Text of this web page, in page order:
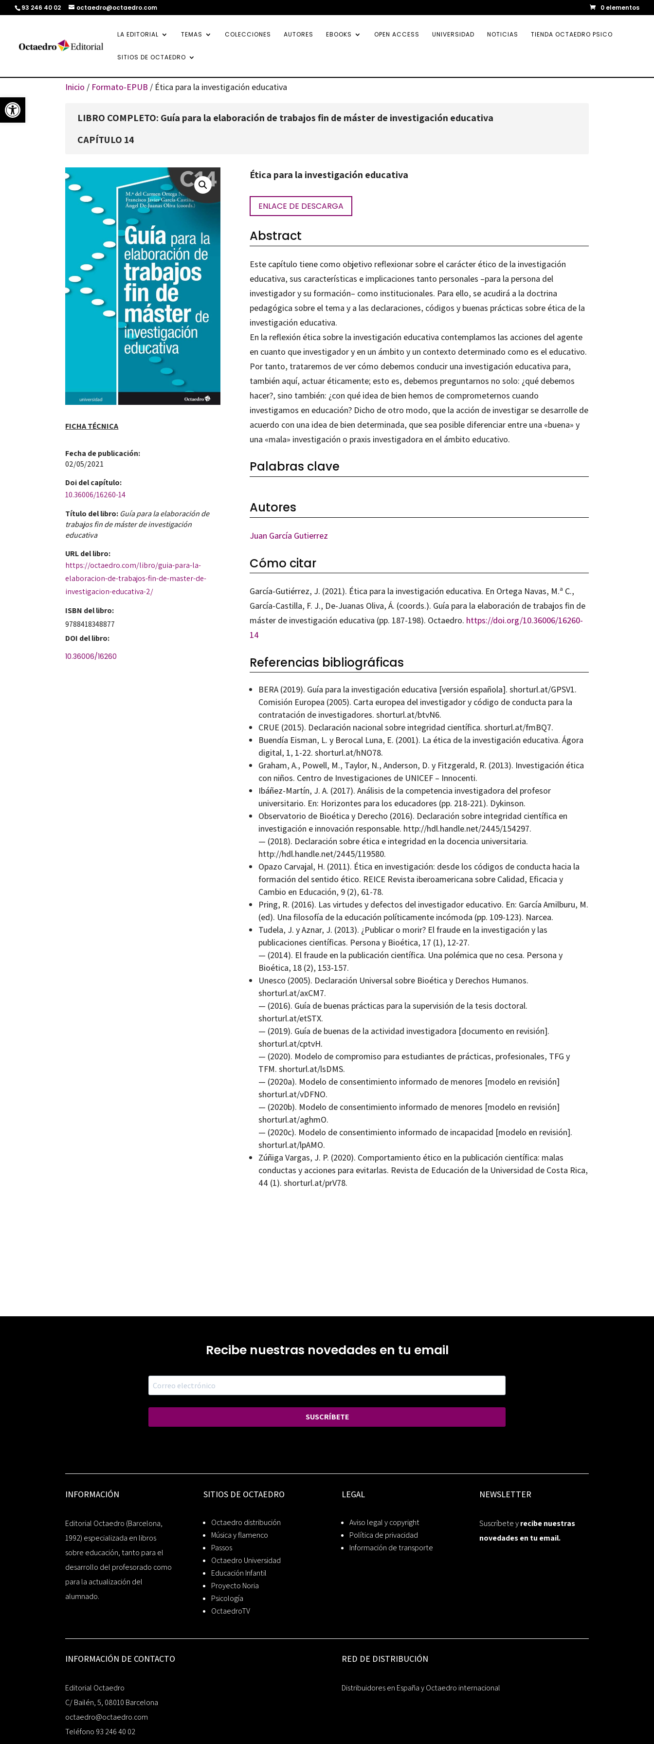
Abrir barra de herramientas
93 246 40 02 octaedro@octaedro.com 0 elementos
LA EDITORIAL TEMAS COLECCIONES AUTORES EBOOKS OPEN ACCESS UNIVERSIDAD NOTICIAS TIENDA OCTAEDRO PSICO
SITIOS DE OCTAEDRO
Inicio / Formato-EPUB / Ética para la investigación educativa
LIBRO COMPLETO: Guía para la elaboración de trabajos fin de máster de investigación educativa
CAPÍTULO 14
FICHA TÉCNICA
Fecha de publicación​:
02/05/2021
Doi​ del capítulo:
10.36006/16260-14
Título del libro: Guía para la elaboración de
trabajos fin de máster de investigación
educativa
URL del libro:
https://octaedro.com/libro/guia-para-la-
elaboracion-de-trabajos-fin-de-master-de-
investigacion-educativa-2/
ISBN del libro:
9788418348877
DOI del libro:
10.36006/16260
Ética para la investigación educativa
ENLACE DE DESCARGA
Abstract
Este capítulo tiene como objetivo reflexionar sobre el carácter ético de la investigación
educativa, sus características e implicaciones tanto personales –‌para la persona del
investigador y su formación– como institucionales. Para ello, se acudirá a la doctrina
pedagógica sobre el tema y a las declaraciones, códigos y buenas prácticas sobre ética de la
investigación educativa.
En la reflexión ética sobre la investigación educativa contemplamos las acciones del agente
en cuanto que investigador y en un ámbito y un contexto determinado como es el educativo.
Por tanto, trataremos de ver cómo debemos conducir una investigación educativa para,
también aquí, actuar éticamente; esto es, debemos preguntarnos no solo: ¿qué debemos
hacer?, sino también: ¿con qué idea de bien hemos de comprometernos cuando
investigamos en educación? Dicho de otro modo, que la acción de investigar se desarrolle de
acuerdo con una idea de bien determinada, que sea posible diferenciar entre una «buena» y
una «mala» investigación o praxis investigadora en el ámbito educativo.
Palabras clave
Autores
Juan García Gutierrez
Cómo citar
García-Gutiérrez, J. (2021). Ética para la investigación educativa. En Ortega Navas, M.ª C.,
García-Castilla, F. J., De-Juanas Oliva, Á. (coords.). Guía para la elaboración de trabajos fin de
máster de investigación educativa (pp. 187-198). Octaedro. https://doi.org/10.36006/16260-
14
Referencias bibliográficas
BERA (2019). Guía para la investigación educativa [versión española]. shorturl.at/GPSV1.
Comisión Europea (2005). Carta europea del investigador y código de conducta para la
contratación de investigadores. shorturl.at/btvN6.
CRUE (2015). Declaración nacional sobre integridad científica. shorturl.at/fmBQ7.
Buendía Eisman, L. y Berocal Luna, E. (2001). La ética de la investigación educativa. Ágora
digital, 1, 1-22. shorturl.at/hNO78.
Graham, A., Powell, M., Taylor, N., Anderson, D. y Fitzgerald, R. (2013). Investigación ética
con niños. Centro de Investigaciones de UNICEF – Innocenti.
Ibáñez-Martín, J. A. (2017). Análisis de la competencia investigadora del profesor
universitario. En: Horizontes para los educadores (pp. 218-221). Dykinson.
Observatorio de Bioética y Derecho (2016). Declaración sobre integridad científica en
investigación e innovación responsable. http://hdl.handle.net/2445/154297.
— (2018). Declaración sobre ética e integridad en la docencia universitaria.
http://hdl.handle.net/2445/119580.
Opazo Carvajal, H. (2011). Ética en investigación: desde los códigos de conducta hacia la
formación del sentido ético. REICE Revista iberoamericana sobre Calidad, Eficacia y
Cambio en Educación, 9 (2), 61-78.
Pring, R. (2016). Las virtudes y defectos del investigador educativo. En: García Amilburu, M.
(ed). Una filosofía de la educación políticamente incómoda (pp. 109-123). Narcea.
Tudela, J. y Aznar, J. (2013). ¿Publicar o morir? El fraude en la investigación y las
publicaciones científicas. Persona y Bioética, 17 (1), 12-27.
— (2014). El fraude en la publicación científica. Una polémica que no cesa. Persona y
Bioética, 18 (2), 153-157.
Unesco (2005). Declaración Universal sobre Bioética y Derechos Humanos.
shorturl.at/axCM7.
— (2016). Guía de buenas prácticas para la supervisión de la tesis doctoral.
shorturl.at/etSTX.
— (2019). Guía de buenas de la actividad investigadora [documento en revisión].
shorturl.at/cptvH.
— (2020). Modelo de compromiso para estudiantes de prácticas, profesionales, TFG y
TFM. shorturl.at/lsDMS.
— (2020a). Modelo de consentimiento informado de menores [modelo en revisión]
shorturl.at/vDFNO.
— (2020b). Modelo de consentimiento informado de menores [modelo en revisión]
shorturl.at/aghmO.
— (2020c). Modelo de consentimiento informado de incapacidad [modelo en revisión].
shorturl.at/lpAMO.
Zúñiga Vargas, J. P. (2020). Comportamiento ético en la publicación científica: malas
conductas y acciones para evitarlas. Revista de Educación de la Universidad de Costa Rica,
44 (1). shorturl.at/prV78.
Recibe nuestras novedades en tu email
SUSCRÍBETE
INFORMACIÓN
Editorial Octaedro (Barcelona,
1992) especializada en libros
sobre educación, tanto para el
desarrollo del profesorado como
para la actualización del
alumnado.
SITIOS DE OCTAEDRO
Octaedro distribución
Música y flamenco
Passos
Octaedro Universidad
Educación Infantil
Proyecto Noria
Psicología
OctaedroTV
LEGAL
Aviso legal y copyright
Política de privacidad
Información de transporte
NEWSLETTER
Suscríbete yrecibe nuestras
novedades en tu email.
INFORMACIÓN DE CONTACTO
Editorial Octaedro
C/ Bailén, 5, 08010 Barcelona
octaedro@octaedro.com
Teléfono 93 246 40 02
RED DE DISTRIBUCIÓN
Distribuidores en España y Octaedro internacional